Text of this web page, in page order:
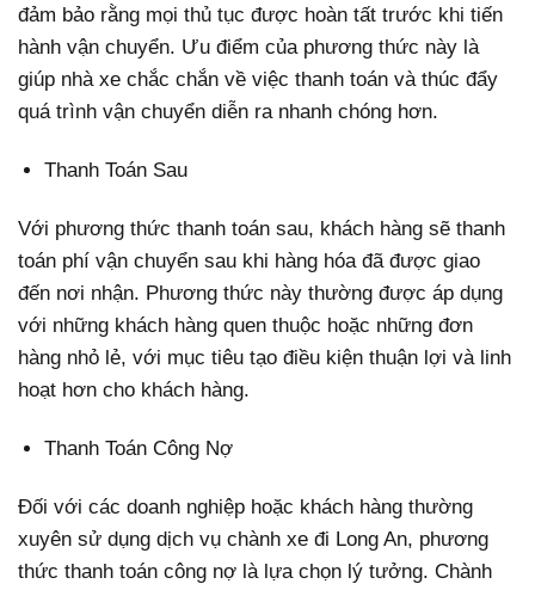
đảm bảo rằng mọi thủ tục được hoàn tất trước khi tiến
hành vận chuyển. Ưu điểm của phương thức này là
giúp nhà xe chắc chắn về việc thanh toán và thúc đẩy
quá trình vận chuyển diễn ra nhanh chóng hơn.
Thanh Toán Sau
Với phương thức thanh toán sau, khách hàng sẽ thanh
toán phí vận chuyển sau khi hàng hóa đã được giao
đến nơi nhận. Phương thức này thường được áp dụng
với những khách hàng quen thuộc hoặc những đơn
hàng nhỏ lẻ, với mục tiêu tạo điều kiện thuận lợi và linh
hoạt hơn cho khách hàng.
Thanh Toán Công Nợ
Đối với các doanh nghiệp hoặc khách hàng thường
xuyên sử dụng dịch vụ chành xe đi Long An, phương
thức thanh toán công nợ là lựa chọn lý tưởng. Chành